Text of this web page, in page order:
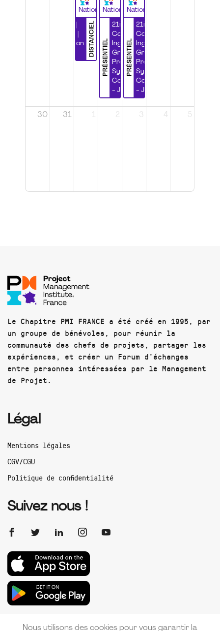
National
DISTANCIEL
Certification
National
PRÉSENTIEL
21ième
Congrès
Ingénierie
Grands
Projets et
Systèmes
Complexes
- Jour 1
National
PRÉSENTIEL
21ième
Congrès
Ingénierie
Grands
Projets et
Systèmes
Complexes
- Jour 2
30 31 1 2 3 4 5
Le Chapitre PMI FRANCE a été créé en 1995, par
un groupe de bénévoles, pour réunir la
communauté des chefs de projets, partager les
expériences, et créer un Forum d'échanges
entre personnes intéressées par le Management
de Projet.
Légal
Mentions légales
CGV/CGU
Politique de confidentialité
Suivez nous !
Nous utilisons des cookies pour vous garantir la